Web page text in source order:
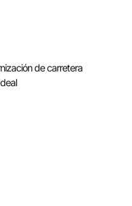
de carretera